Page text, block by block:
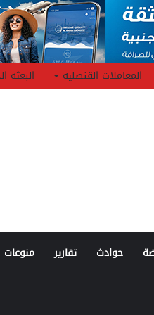
المعاملات القنصليه البعثه
حوادث تقارير منوعات